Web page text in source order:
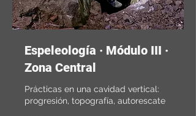
Espeleología · Módulo III ·
Zona Central
Prácticas en una cavidad vertical:
progresión, topografía, autorescate